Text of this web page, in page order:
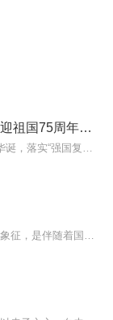
《我和我的祖国》有声剧｜喜迎祖国75周年华诞